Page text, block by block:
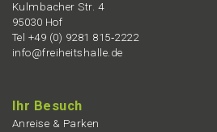
Kulmba­cher Str. 4
95030 Hof
Tel +49 (0) 9281 815‑2222
info@freiheitshalle.de
Ihr Besuch
Anrei­se & Parken